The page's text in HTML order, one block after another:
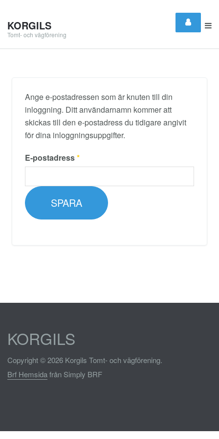
KORGILS
Tomt- och vägförening
Ange e-postadressen som är knuten till din
inloggning. Ditt användarnamn kommer att
skickas till den e-postadress du tidigare angivit
för dina inloggningsuppgifter.
E-postadress*
SPARA
KORGILS
Copyright © 2026 Korgils Tomt- och vägförening.
Brf Hemsidafrån Simply BRF